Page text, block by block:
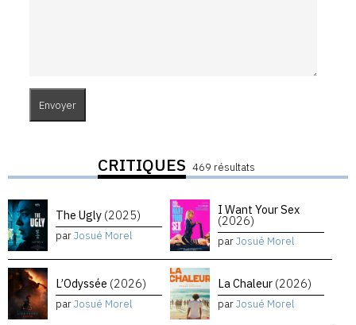
CRITIQUES 469 résultats
The Ugly (2025)
parJosué Morel
I Want Your Sex
(2026)
parJosué Morel
L’Odyssée (2026)
parJosué Morel
La Chaleur (2026)
parJosué Morel